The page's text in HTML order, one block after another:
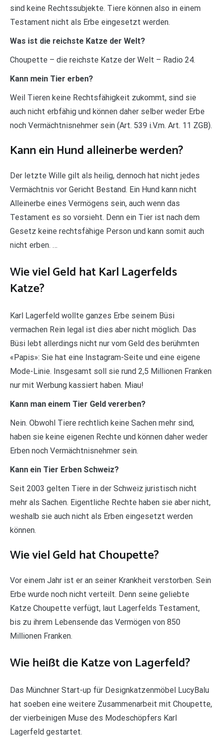
sind keine Rechtssubjekte. Tiere können also in einem
Testament nicht als Erbe eingesetzt werden.
Was ist die reichste Katze der Welt?
Choupette – die reichste Katze der Welt – Radio 24.
Kann mein Tier erben?
Weil Tieren keine Rechtsfähigkeit zukommt, sind sie
auch nicht erbfähig und können daher selber weder Erbe
noch Vermächtnisnehmer sein (Art. 539 i.V.m. Art. 11 ZGB).
Kann ein Hund alleinerbe werden?
Der letzte Wille gilt als heilig, dennoch hat nicht jedes
Vermächtnis vor Gericht Bestand. Ein Hund kann nicht
Alleinerbe eines Vermögens sein, auch wenn das
Testament es so vorsieht. Denn ein Tier ist nach dem
Gesetz keine rechtsfähige Person und kann somit auch
nicht erben. …
Wie viel Geld hat Karl Lagerfelds
Katze?
Karl Lagerfeld wollte ganzes Erbe seinem Büsi
vermachen Rein legal ist dies aber nicht möglich. Das
Büsi lebt allerdings nicht nur vom Geld des berühmten
«Papis»: Sie hat eine Instagram-Seite und eine eigene
Mode-Linie. Insgesamt soll sie rund 2,5 Millionen Franken
nur mit Werbung kassiert haben. Miau!
Kann man einem Tier Geld vererben?
Nein. Obwohl Tiere rechtlich keine Sachen mehr sind,
haben sie keine eigenen Rechte und können daher weder
Erben noch Vermächtnisnehmer sein.
Kann ein Tier Erben Schweiz?
Seit 2003 gelten Tiere in der Schweiz juristisch nicht
mehr als Sachen. Eigentliche Rechte haben sie aber nicht,
weshalb sie auch nicht als Erben eingesetzt werden
können.
Wie viel Geld hat Choupette?
Vor einem Jahr ist er an seiner Krankheit verstorben. Sein
Erbe wurde noch nicht verteilt. Denn seine geliebte
Katze Choupette verfügt, laut Lagerfelds Testament,
bis zu ihrem Lebensende das Vermögen von 850
Millionen Franken.
Wie heißt die Katze von Lagerfeld?
Das Münchner Start-up für Designkatzenmöbel LucyBalu
hat soeben eine weitere Zusammenarbeit mit Choupette,
der vierbeinigen Muse des Modeschöpfers Karl
Lagerfeld gestartet.